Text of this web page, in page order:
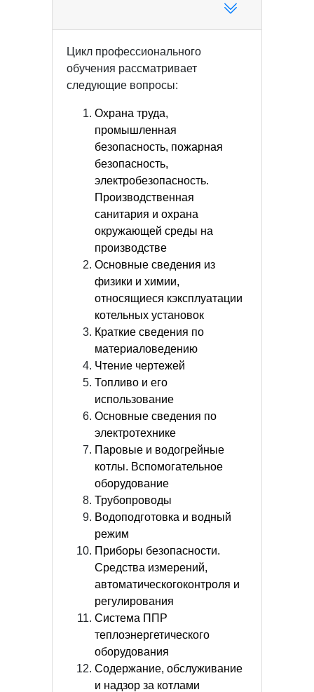
Цикл профессионального
обучения рассматривает
следующие вопросы:
Охрана труда,
промышленная
безопасность, пожарная
безопасность,
электробезопасность.
Производственная
санитария и охрана
окружающей среды на
производстве
Основные сведения из
физики и химии,
относящиеся кэксплуатации
котельных установок
Краткие сведения по
материаловедению
Чтение чертежей
Топливо и его
использование
Основные сведения по
электротехнике
Паровые и водогрейные
котлы. Вспомогательное
оборудование
Трубопроводы
Водоподготовка и водный
режим
Приборы безопасности.
Средства измерений,
автоматическогоконтроля и
регулирования
Система ППР
теплоэнергетического
оборудования
Содержание, обслуживание
и надзор за котлами